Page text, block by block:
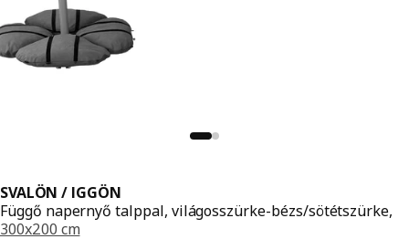
SVALÖN / IGGÖN
Függő napernyő talppal, világosszürke-bézs/sötétszürke,
300x200 cm